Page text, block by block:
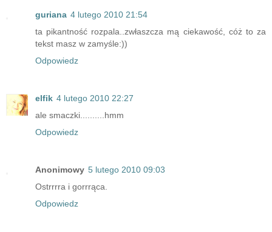
guriana 4 lutego 2010 21:54
ta pikantność rozpala..zwłaszcza mą ciekawość, cóż to za
tekst masz w zamyśle:))
Odpowiedz
elfik 4 lutego 2010 22:27
ale smaczki..........hmm
Odpowiedz
Anonimowy 5 lutego 2010 09:03
Ostrrrra i gorrrąca.
Odpowiedz